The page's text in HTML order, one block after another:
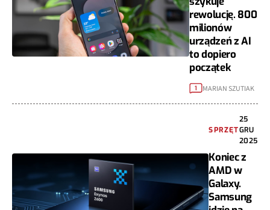
rewolucję. 800
milionów
urządzeń z AI
to dopiero
początek
1 MARIAN SZUTIAK
SPRZĘT
25
GRU
2025
Koniec z
AMD w
Galaxy.
Samsung